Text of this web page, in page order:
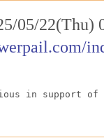
05/
in support of